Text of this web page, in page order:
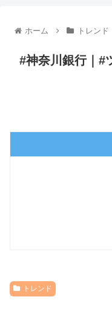
ホーム トレンド
#神奈川銀行｜#
トレンド